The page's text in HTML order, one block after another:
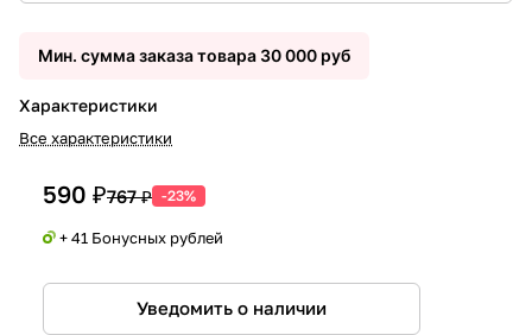
Мин. сумма заказа товара 30 000 руб
Характеристики
Все характеристики
590 ₽767 ₽ -23%
+ 41 Бонусных рублей
Уведомить о наличии